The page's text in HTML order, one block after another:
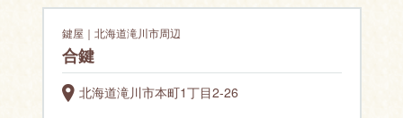
鍵屋｜北海道滝川市周辺
合鍵
北海道滝川市本町1丁目2-26